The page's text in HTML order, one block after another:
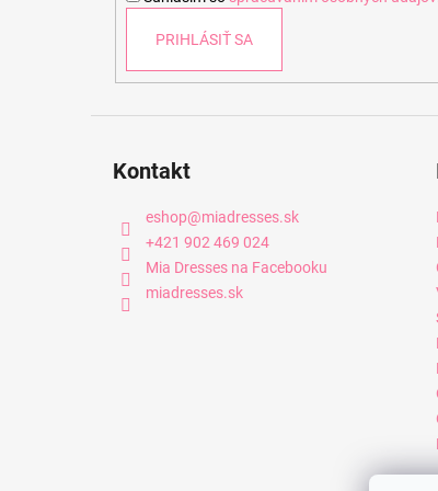
PRIHLÁSIŤ SA
Kontakt
eshop@miadresses.sk
+421 902 469 024
Mia Dresses na Facebooku
miadresses.sk